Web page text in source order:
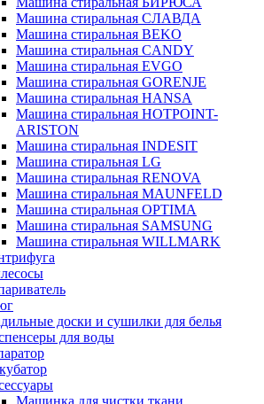
Машина стиральная СЛАВДА
Машина стиральная BEKO
Машина стиральная CANDY
Машина стиральная EVGO
Машина стиральная GORENJE
Машина стиральная HANSA
Машина стиральная HOTPOINT-
ARISTON
Машина стиральная INDESIT
Машина стиральная LG
Машина стиральная RENOVA
Машина стиральная MAUNFELD
Машина стиральная OPTIMA
Машина стиральная SAMSUNG
Машина стиральная WILLMARK
доски и сушилки для белья
для воды
Машинка для чистки ткани